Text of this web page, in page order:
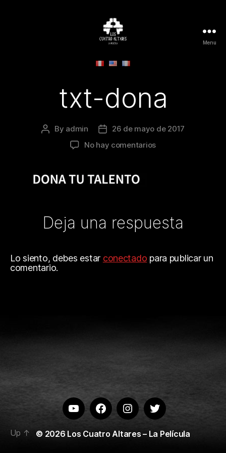
Cuatro
La
Película
Menu
txt-dona
Post
By admin
Post26 de mayo de 2017
No hay comentariosen
Deja una respuesta
Lo siento, debes estar conectado para publicar un
comentario.
YoutubeFacebookInstagramTwitter
© 2026 Los Cuatro Altares – La Película
Up ↑